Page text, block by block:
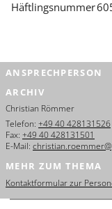
Dansk
Häftlingsnummer
ANSPRECHPERSON
ARCHIV
Christian Römmer
Telefon: +49 40 428131526
Fax: +49 40 428131501
E-Mail:
MEHR ZUM THEMA
Kontaktformular zur